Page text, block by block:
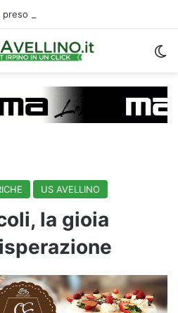
US AVELLINO
la gioia